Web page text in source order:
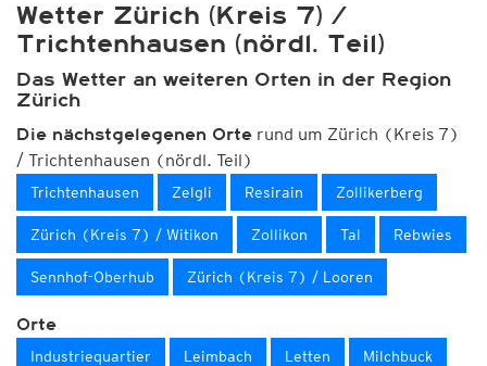
Wetter Zürich (Kreis 7) /
Trichtenhausen (nördl. Teil)
Das Wetter an weiteren Orten in der Region
Zürich
Die nächstgelegenen Orte rund um Zürich (Kreis 7)
/ Trichtenhausen (nördl. Teil)
Trichtenhausen Zelgli Resirain Zollikerberg
Zürich (Kreis 7) / Witikon Zollikon Tal Rebwies
Sennhof-Oberhub Zürich (Kreis 7) / Looren
Orte
Industriequartier Leimbach Letten Milchbuck